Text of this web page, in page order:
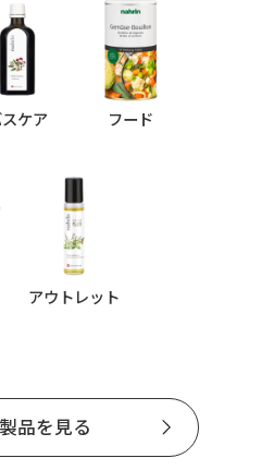
ケア フード
アウトレット
品を見る